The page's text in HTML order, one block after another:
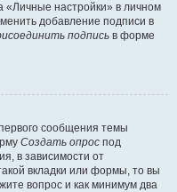
«Личные настройки» в личном
добавление подписи в
подпись в форме
сообщения темы
Создать опрос под
в зависимости от
вкладки или формы, то вы
вопрос и как минимум два